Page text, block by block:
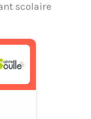
scolaire